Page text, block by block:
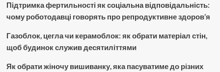
Підтримка фертильності як соціальна відповідальність:
чому роботодавці говорять про репродуктивне здоров’я
Газоблок, цегла чи керамоблок: як обрати матеріал стін,
щоб будинок служив десятиліттями
Як обрати жіночу вишиванку, яка пасуватиме до різних